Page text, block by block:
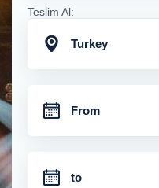
Teslim Al:
Turkey